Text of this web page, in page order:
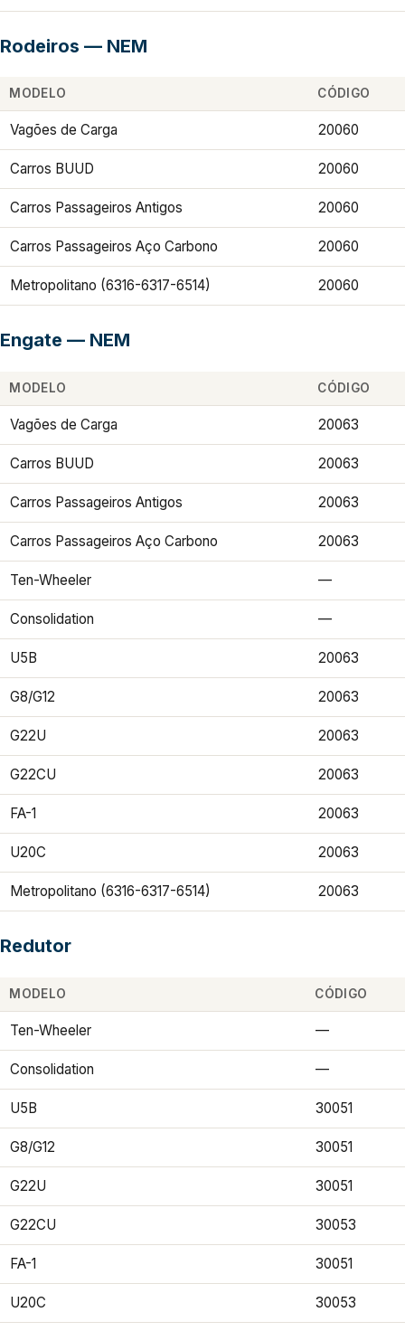
Rodeiros — NEM
MODELO CÓDIGO
Vagões de Carga 20060
Carros BUUD 20060
Carros Passageiros Antigos 20060
Carros Passageiros Aço Carbono 20060
Metropolitano (6316-6317-6514) 20060
Engate — NEM
MODELO CÓDIGO
Vagões de Carga 20063
Carros BUUD 20063
Carros Passageiros Antigos 20063
Carros Passageiros Aço Carbono 20063
Ten-Wheeler —
Consolidation —
U5B 20063
G8/G12 20063
G22U 20063
G22CU 20063
FA-1 20063
U20C 20063
Metropolitano (6316-6317-6514) 20063
Redutor
MODELO CÓDIGO
Ten-Wheeler —
Consolidation —
U5B 30051
G8/G12 30051
G22U 30051
G22CU 30053
FA-1 30051
U20C 30053